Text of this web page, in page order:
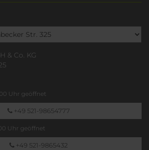
& Co. KG
Uhr geöffnet
+49 521-98654777
Uhr geöffnet
+49 521-9865432